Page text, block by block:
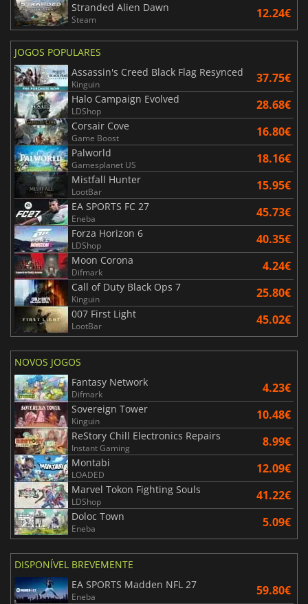
Stranded Alien Dawn
Steam 12.24€
JOGOS POPULARES
Assassin's Creed Black Flag Resynced
Kinguin 37.75€
Halo Campaign Evolved
LDShop 28.68€
Corsair Cove
Game Boost 16.80€
Palworld
Gamesplanet US 18.16€
Mistfall Hunter
LootBar 15.95€
EA SPORTS FC 27
Eneba 45.73€
Forza Horizon 6
LDShop 40.35€
Moon Corona
Difmark 4.24€
Call of Duty Black Ops 7
Kinguin 25.80€
007 First Light
LootBar 45.02€
NOVOS JOGOS
Fantasy Network
Difmark 4.23€
Sovereign Tower
Kinguin 10.48€
ReStory Chill Electronics Repairs
Instant Gaming 8.99€
Montabi
LOADED 12.09€
Marvel Tokon Fighting Souls
LDShop 41.22€
Doloc Town
Eneba 5.09€
DISPONÍVEL BREVEMENTE
EA SPORTS Madden NFL 27
Eneba 59.80€